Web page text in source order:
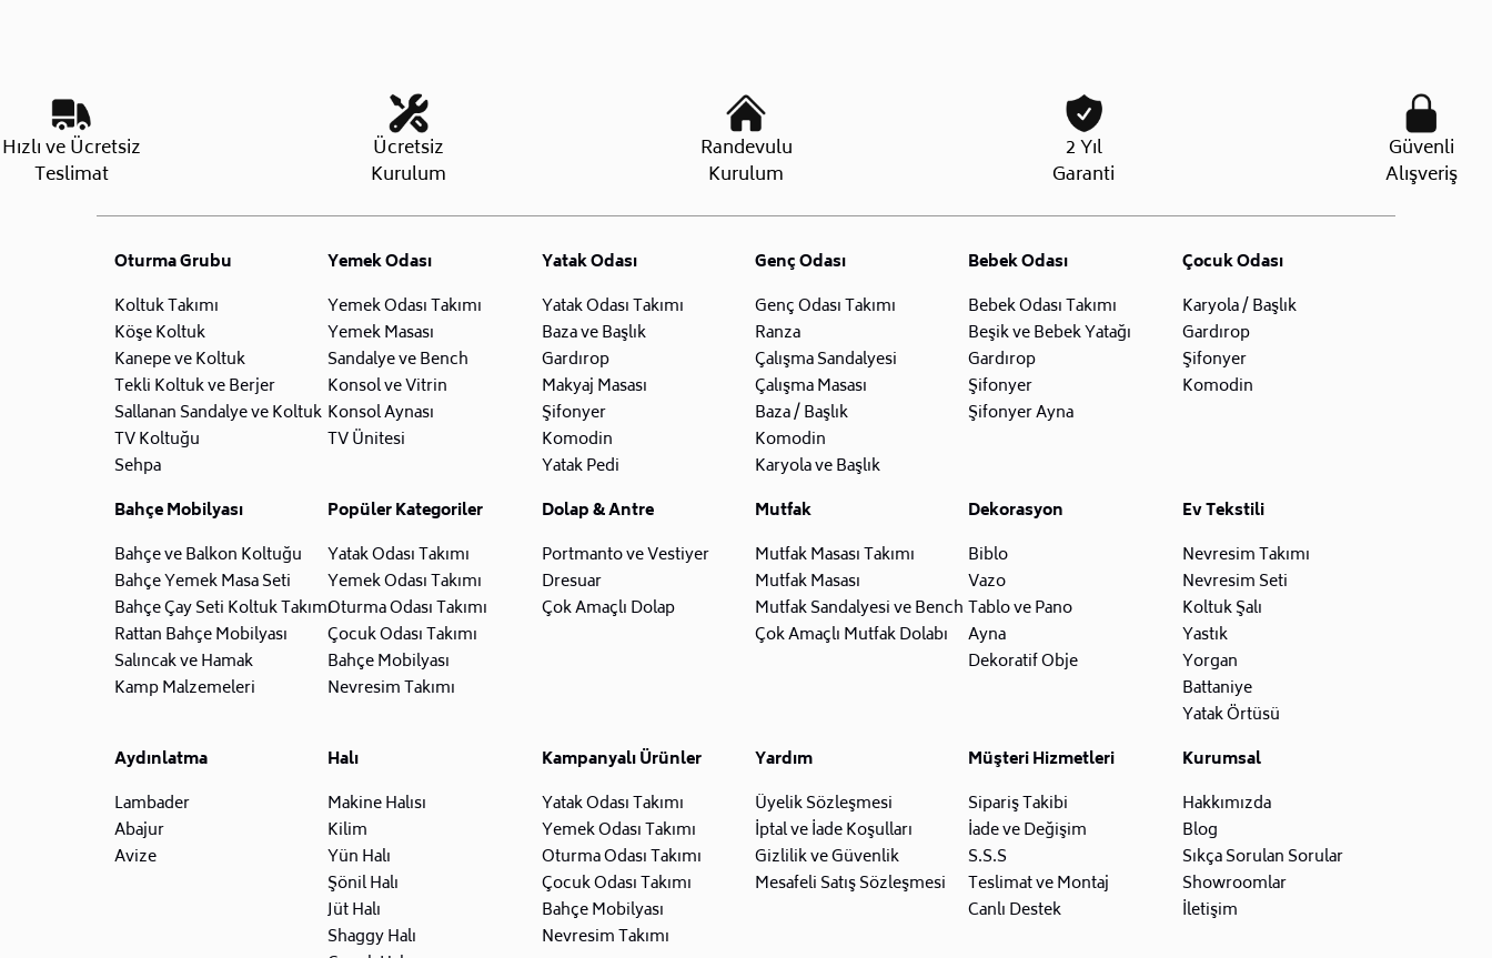
Hızlı ve Ücretsiz
Teslimat
Ücretsiz
Kurulum
Randevulu
Kurulum
2 Yıl
Garanti
Güvenli
Alışveriş
Oturma Grubu
Koltuk Takımı
Köşe Koltuk
Kanepe ve Koltuk
Tekli Koltuk ve Berjer
Sallanan Sandalye ve Koltuk
TV Koltuğu
Sehpa
Yemek Odası
Yemek Odası Takımı
Yemek Masası
Sandalye ve Bench
Konsol ve Vitrin
Konsol Aynası
TV Ünitesi
Yatak Odası
Yatak Odası Takımı
Baza ve Başlık
Gardırop
Makyaj Masası
Şifonyer
Komodin
Yatak Pedi
Genç Odası
Genç Odası Takımı
Ranza
Çalışma Sandalyesi
Çalışma Masası
Baza / Başlık
Komodin
Karyola ve Başlık
Bebek Odası
Bebek Odası Takımı
Beşik ve Bebek Yatağı
Gardırop
Şifonyer
Şifonyer Ayna
Çocuk Odası
Karyola / Başlık
Gardırop
Şifonyer
Komodin
Bahçe Mobilyası
Bahçe ve Balkon Koltuğu
Bahçe Yemek Masa Seti
Bahçe Çay Seti Koltuk Takımı
Rattan Bahçe Mobilyası
Salıncak ve Hamak
Kamp Malzemeleri
Popüler Kategoriler
Yatak Odası Takımı
Yemek Odası Takımı
Oturma Odası Takımı
Çocuk Odası Takımı
Bahçe Mobilyası
Nevresim Takımı
Dolap & Antre
Portmanto ve Vestiyer
Dresuar
Çok Amaçlı Dolap
Mutfak
Mutfak Masası Takımı
Mutfak Masası
Mutfak Sandalyesi ve Bench
Çok Amaçlı Mutfak Dolabı
Dekorasyon
Biblo
Vazo
Tablo ve Pano
Ayna
Dekoratif Obje
Ev Tekstili
Nevresim Takımı
Nevresim Seti
Koltuk Şalı
Yastık
Yorgan
Battaniye
Yatak Örtüsü
Aydınlatma
Lambader
Abajur
Avize
Halı
Makine Halısı
Kilim
Yün Halı
Şönil Halı
Jüt Halı
Shaggy Halı
Kampanyalı Ürünler
Yatak Odası Takımı
Yemek Odası Takımı
Oturma Odası Takımı
Çocuk Odası Takımı
Bahçe Mobilyası
Nevresim Takımı
Yardım
Üyelik Sözleşmesi
İptal ve İade Koşulları
Gizlilik ve Güvenlik
Mesafeli Satış Sözleşmesi
Müşteri Hizmetleri
Sipariş Takibi
İade ve Değişim
S.S.S
Teslimat ve Montaj
Canlı Destek
Kurumsal
Hakkımızda
Blog
Sıkça Sorulan Sorular
Showroomlar
İletişim